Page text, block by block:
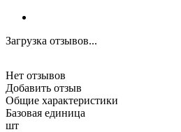
Загрузка отзывов...
Нет отзывов
Добавить отзыв
Общие характеристики
Базовая единица
шт